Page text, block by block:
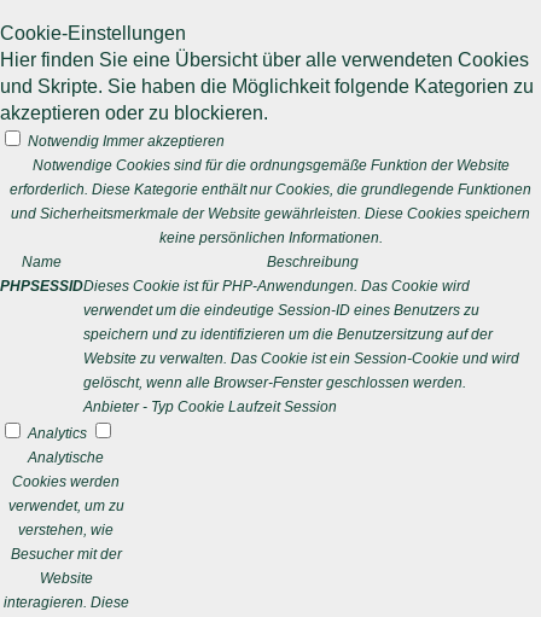
Cookie-Einstellungen
Hier finden Sie eine Übersicht über alle verwendeten Cookies
und Skripte. Sie haben die Möglichkeit folgende Kategorien zu
akzeptieren oder zu blockieren.
Notwendig Immer akzeptieren
Notwendige Cookies sind für die ordnungsgemäße Funktion der Website
erforderlich. Diese Kategorie enthält nur Cookies, die grundlegende Funktionen
und Sicherheitsmerkmale der Website gewährleisten. Diese Cookies speichern
keine persönlichen Informationen.
Name
Beschreibung
PHPSESSIDDieses Cookie ist für PHP-Anwendungen. Das Cookie wird
verwendet um die eindeutige Session-ID eines Benutzers zu
speichern und zu identifizieren um die Benutzersitzung auf der
Website zu verwalten. Das Cookie ist ein Session-Cookie und wird
gelöscht, wenn alle Browser-Fenster geschlossen werden.
Anbieter - Typ Cookie Laufzeit Session
Analytics
Analytische
Cookies werden
verwendet, um zu
verstehen, wie
Besucher mit der
Website
interagieren. Diese